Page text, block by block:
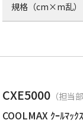
規格（cm×m乱）
CXE5000 （担当
COOLMAX ｸｰﾙﾏｯｸ